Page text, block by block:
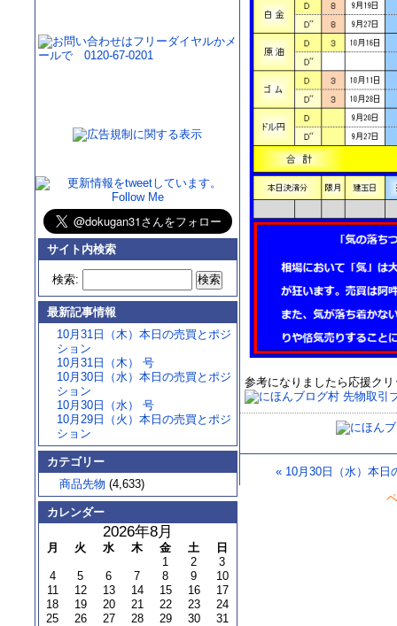
参考になりましたら応援ク
«10月30日（水）本日
サイト内検索
検索:
最新記事情報
10月31日（木）本日の売買とポジ
ション
10月31日（木） 号
10月30日（水）本日の売買とポジ
ション
10月30日（水） 号
10月29日（火）本日の売買とポジ
ション
カテゴリー
商品先物 (4,633)
カレンダー
2026年8月
月 火 水 木 金 土
日
1
2
3
4
5 6 7 8 9
10
11
12 13 14 15 16
17
18
19 20 21 22 23
24
25
26 27 28 29 30
31